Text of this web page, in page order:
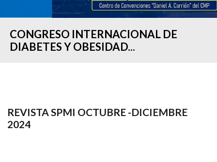
CONGRESO INTERNACIONAL DE
DIABETES Y OBESIDAD...
REVISTA SPMI OCTUBRE -DICIEMBRE
2024